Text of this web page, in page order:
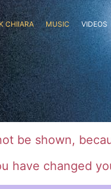
CHIIARA MUSIC VIDEOS
be shown,
have changed